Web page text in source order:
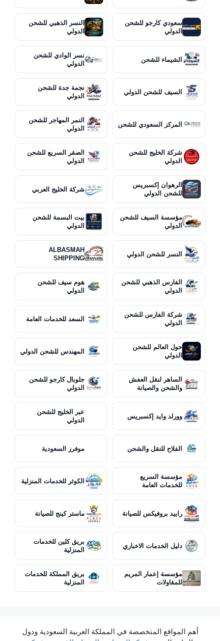
سعودي كارجو للشحن
الدولي
النسر الذهبي للشحن
الدولي
الشيماء للشحن
نسر الوادي للشحن
الدولي
السيف للشحن الدولي
نجمة جدة للشحن
الدولي
المركز السعودي للشحن
النمر المهاجر للشحن
الدولي
شركة الخليج للشحن
الدولي
الصقر السريع للشحن
الدولي
الرهوان إكسبريس
للشحن الدولي
شركة الخليج العربي
مؤسسة السيف للشحن
الدولي
بيت البسمة للشحن
الدولي
النسر للشحن الدولي
ALBASMAH
SHIPPING
الفارس الذهبي للشحن
الدولي
هوم سيف للشحن
الدولي
شركة الفارس للشحن
الدولي
السعد للخدمات العامة
حول العالم للشحن
الدولي
المهندس للشحن الدولي
الساهر لنقل العفش
والشحن والصيانة
جلوبال كارجو للشحن
الدولي
وورلد وايد إكسبريس
عبر الخليج للشحن
الدولي
الفلاح للنقل والشحن موفرز السعودية
مؤسسة السريع
للخدمات العامة
الكوثر للخدمات المنزلية
رابيد بروفيكس للصيانة ماستر كينج للصيانة
دليل الخدمات الاخباري
بريق كلين للخدمات
المنزلية
مؤسسة إعمار المريم
للمقاولات
بريق المملكة للخدمات
المنزلية
أهم المواقع المتخصصة في المملكة العربية السعودية ودول